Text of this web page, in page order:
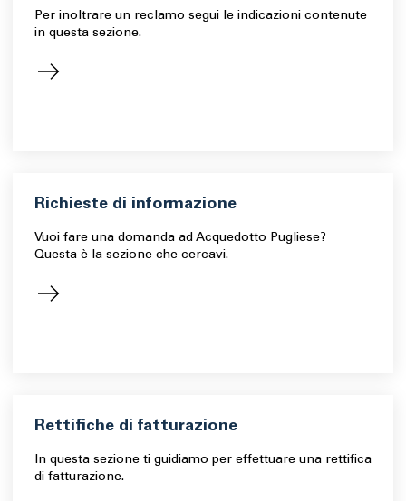
Per inoltrare un reclamo segui le indicazioni contenute
in questa sezione.
Richieste di informazione
Vuoi fare una domanda ad Acquedotto Pugliese?
Questa è la sezione che cercavi.
Rettifiche di fatturazione
In questa sezione ti guidiamo per effettuare una rettifica
di fatturazione.